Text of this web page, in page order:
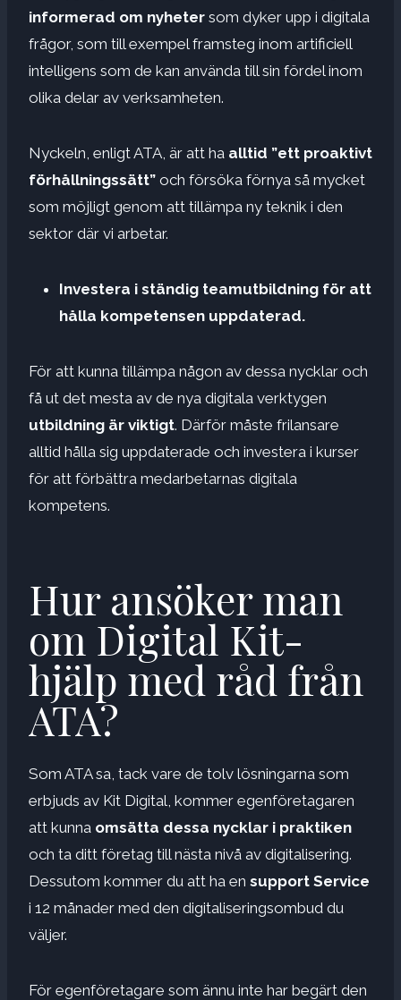
informerad om nyheter som dyker upp i digitala
frågor, som till exempel framsteg inom artificiell
intelligens som de kan använda till sin fördel inom
olika delar av verksamheten.
Nyckeln, enligt ATA, är att ha alltid ”ett proaktivt
förhållningssätt” och försöka förnya så mycket
som möjligt genom att tillämpa ny teknik i den
sektor där vi arbetar.
Investera i ständig teamutbildning för att
hålla kompetensen uppdaterad.
För att kunna tillämpa någon av dessa nycklar och
få ut det mesta av de nya digitala verktygen
utbildning är viktigt. Därför måste frilansare
alltid hålla sig uppdaterade och investera i kurser
för att förbättra medarbetarnas digitala
kompetens.
Hur ansöker man
om Digital Kit-
hjälp med råd från
ATA?
Som ATA sa, tack vare de tolv lösningarna som
erbjuds av Kit Digital, kommer egenföretagaren
att kunna omsätta dessa nycklar i praktiken
och ta ditt företag till nästa nivå av digitalisering.
Dessutom kommer du att ha en support Service
i 12 månader med den digitaliseringsombud du
väljer.
För egenföretagare som ännu inte har begärt den